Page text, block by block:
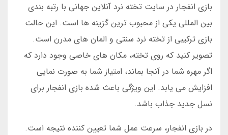
بازی انفجار در سایت تخته نرد آنلاین جهانی با رتبه بندی
بین المللی یکی از محبوب ترین گزینه ها است. این حالت
بازی ترکیبی از تخته نرد سنتی و المان های مدرن است.
تصویر کنید که روی تخته، مکان های خاصی وجود دارد که
اگر مهره شما در آنجا بماند، امتیاز شما به صورت نمایی
افزایش می یابد. این ویژگی باعث شده بازی انفجار برای
نسل جدید جذاب باشد.
در بازی انفجار، سرعت عمل شما تعیین کننده نتیجه است.